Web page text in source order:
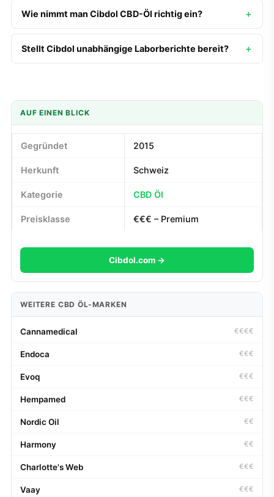
Wie nimmt man Cibdol CBD-Öl richtig ein?
Stellt Cibdol unabhängige Laborberichte bereit?
AUF EINEN BLICK
Gegründet 2015
Herkunft Schweiz
Kategorie CBD Öl
Preisklasse €€€ – Premium
Cibdol.com →
WEITERE CBD ÖL-MARKEN
Cannamedical €€€€
Endoca €€€
Evoq €€€
Hempamed €€€
Nordic Oil €€
Harmony €€
Charlotte's Web €€€
Vaay €€€